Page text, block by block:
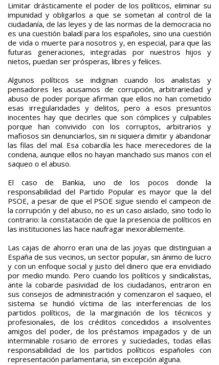
Limitar drásticamente el poder de los políticos, eliminar su
impunidad y obligarlos a que se sometan al control de la
ciudadanía, de las leyes y de las normas de la democracia no
es una cuestión baladí para los españoles, sino una cuestión
de vida o muerte para nosotros y, en especial, para que las
futuras generaciones, integradas por nuestros hijos y
nietos, puedan ser prósperas, libres y felices.
Algunos políticos se indignan cuando los analistas y
pensadores les acusamos de corrupción, arbitrariedad y
abuso de poder porque afirman que ellos no han cometido
esas irregularidades y delitos, pero a esos presuntos
inocentes hay que decirles que son cómplices y culpables
porque han convivido con los corruptos, arbitrarios y
mafiosos sin denunciarlos, sin ni siquiera dimitir y abandonar
las filas del mal. Esa cobardía les hace merecedores de la
condena, aunque ellos no hayan manchado sus manos con el
saqueo o el abuso.
El caso de Bankia, uno de los pocos donde la
responsabilidad del Partido Popular es mayor que la del
PSOE, a pesar de que el PSOE sigue siendo el campeon de
la corrupción y del abuso, no es un caso aislado, sino todo lo
contrario: la constatación de que la presencia de políticos en
las instituciones las hace naufragar inexorablemente.
Las cajas de ahorro eran una de las joyas que distinguian a
España de sus vecinos, un sector popular, sin ánimo de lucro
y con un enfoque social y justo del dinero que era envidiado
por medio mundo. Pero cuando los políticos y sindicalistas,
ante la cobarde pasividad de los ciudadanos, entraron en
sus consejos de administración y comenzaron el saqueo, el
sistema se hundió víctima de las interferencias de los
partidos políticos, de la marginación de los técnicos y
profesionales, de los créditos concedidos a insolventes
amigos del poder, de los préstamos impagados y de un
interminable rosario de errores y suciedades, todas ellas
responsabilidad de los partidos políticos españoles con
representación parlamentaria, sin excepción alguna.